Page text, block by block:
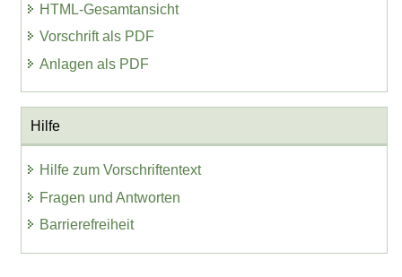
HTML-Gesamtansicht
Vorschrift als PDF
Anlagen als PDF
Hilfe
Hilfe zum Vorschriftentext
Fragen und Antworten
Barrierefreiheit